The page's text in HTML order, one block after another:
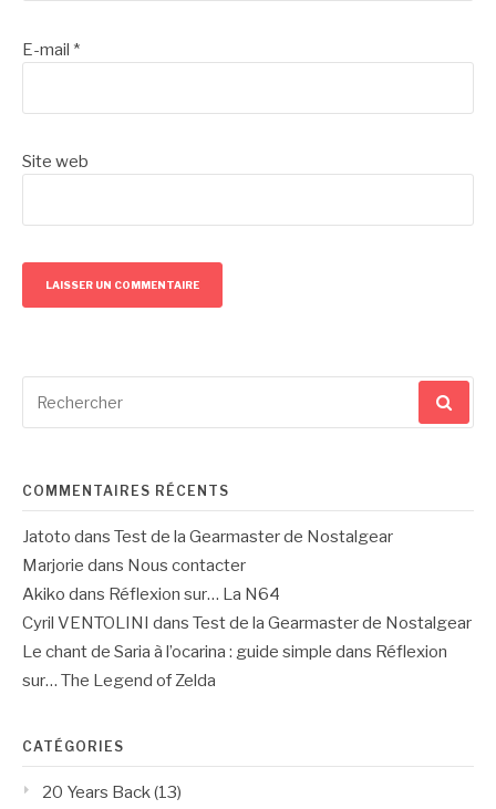
E-mail *
Site web
pour
COMMENTAIRES RÉCENTS
Jatoto dans Test de la Gearmaster de Nostalgear
Marjorie dans Nous contacter
Akiko dans Réflexion sur… La N64
Cyril VENTOLINI
dans Test de la Gearmaster de Nostalgear
Le chant de Saria à l’ocarina : guide simple dans Réflexion
sur… The Legend of Zelda
CATÉGORIES
20 Years Back(13)